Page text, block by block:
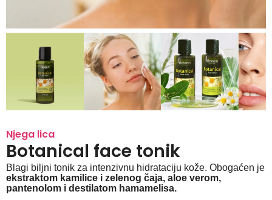
Njega lica
Botanical face tonik
Blagi biljni tonik za intenzivnu hidrataciju kože. Obogaćen je
ekstraktom kamilice i zelenog čaja, aloe verom,
pantenolom i destilatom hamamelisa.